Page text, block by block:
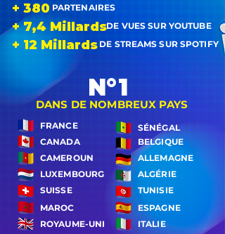
PARTENAIRES
+ 380
DE VUES SUR YOUTUBE
+ 7,4 Millards
+ 12 Millards DE STREAMS SUR SPOTIFY
N°1
DANS DE NOMBREUX PAYS
FRANCE
CANADA
CAMEROUN
LUXEMBOURG
SUISSE
MAROC
ROYAUME-UNI
SÉNÉGAL
BELGIQUE
ALLEMAGNE
ALGÉRIE
TUNISIE
ESPAGNE
ITALIE